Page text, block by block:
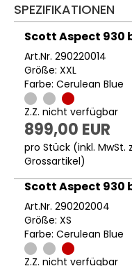
SPEZIFIKATIONEN
Scott Aspect 930
Art.Nr. 290220014
Größe: XXL
Farbe: Cerulean Blue
Z.Z. nicht verfügbar
899,00 EUR
pro Stück (inkl. MwSt.
Grossartikel)
Scott Aspect 930
Art.Nr. 290202004
Größe: XS
Farbe: Cerulean Blue
Z.Z. nicht verfügbar